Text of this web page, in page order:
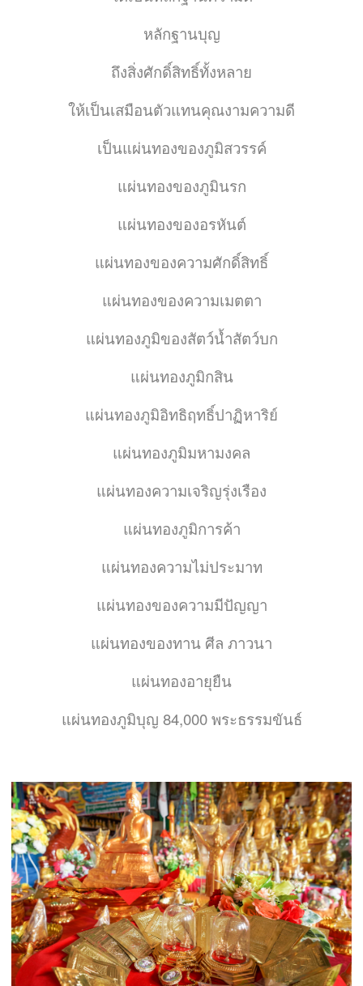
หลักฐานบุญ
ถึงสิ่งศักดิ์สิทธิ์ทั้งหลาย
ให้เป็นเสมือนตัวแทนคุณงามความดี
เป็นแผ่นทองของภูมิสวรรค์
แผ่นทองของภูมินรก
แผ่นทองของอรหันต์
แผ่นทองของความศักดิ์สิทธิ์
แผ่นทองของความเมตตา
แผ่นทองภูมิของสัตว์น้ำสัตว์บก
แผ่นทองภูมิกสิน
แผ่นทองภูมิอิทธิฤทธิ์ปาฏิหาริย์
แผ่นทองภูมิมหามงคล
แผ่นทองความเจริญรุ่งเรือง
แผ่นทองภูมิการค้า
แผ่นทองความไม่ประมาท
แผ่นทองของความมีปัญญา
แผ่นทองของทาน ศีล ภาวนา
แผ่นทองอายุยืน
แผ่นทองภูมิบุญ 84,000 พระธรรมขันธ์